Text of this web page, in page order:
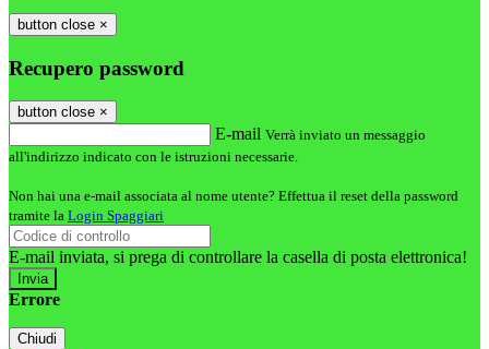
button close ×
Recupero password
button close ×
E-mail Verrà inviato un messaggio
all'indirizzo indicato con le istruzioni necessarie.
Non hai una e-mail associata al nome utente? Effettua il reset della password
tramite la Login Spaggiari
E-mail inviata, si prega di controllare la casella di posta elettronica!
Errore
Chiudi